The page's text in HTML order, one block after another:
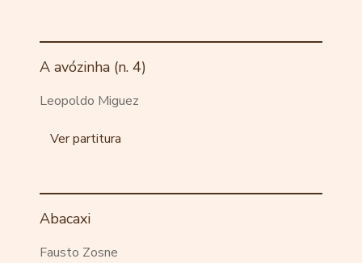
A avózinha (n. 4)
Leopoldo Miguez
Ver partitura
Abacaxi
Fausto Zosne